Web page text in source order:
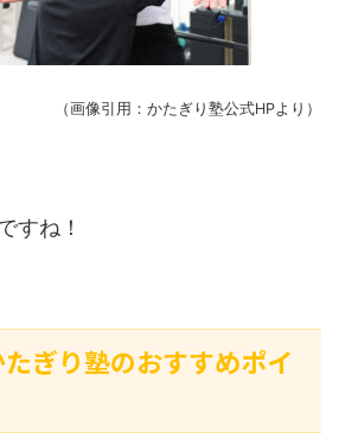
（画像引用：かたぎり塾公式HPより）
すね！
たぎり塾のおすすめポイ